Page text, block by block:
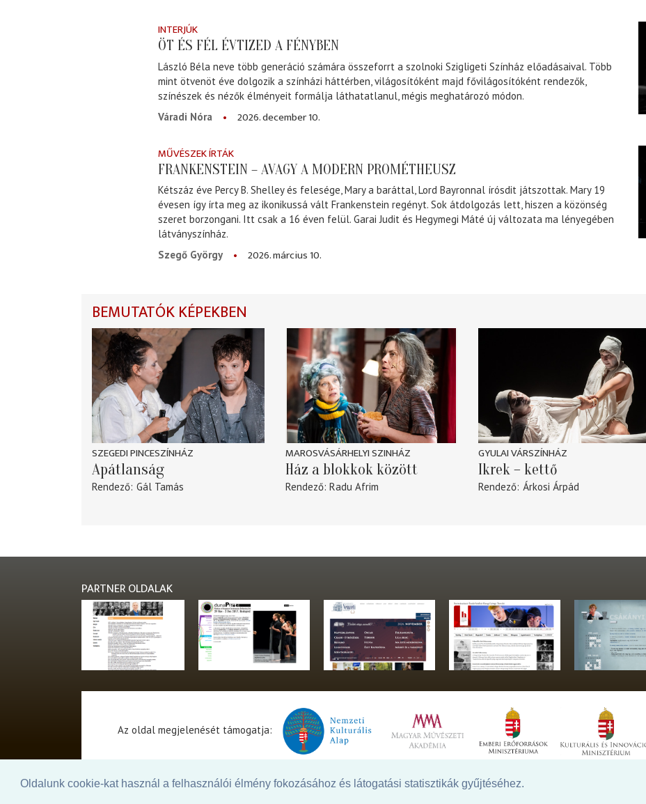
Oldalunk cookie-kat használ a felhasználói élmény fokozásához és látogatási statisztikák gyűjtéséhez.
INTERJÚK
ÖT ÉS FÉL ÉVTIZED A FÉNYBEN
László Béla neve több generáció számára összeforrt a szolnoki Szigligeti Színház előadásaival. Több
mint ötvenöt éve dolgozik a színházi háttérben, világosítóként majd fővilágosítóként rendezők,
színészek és nézők élményeit formálja láthatatlanul, mégis meghatározó módon.
Váradi Nóra
2026. december 10.
MŰVÉSZEK ÍRTÁK
FRANKENSTEIN – AVAGY A MODERN PROMÉTHEUSZ
Kétszáz éve Percy B. Shelley és felesége, Mary a baráttal, Lord Bayronnal írósdit játszottak. Mary 19
évesen így írta meg az ikonikussá vált Frankenstein regényt. Sok átdolgozás lett, hiszen a közönség
szeret borzongani. Itt csak a 16 éven felül. Garai Judit és Hegymegi Máté új változata ma lényegében
látványszínház.
Szegő György
2026. március 10.
BEMUTATÓK KÉPEKBEN
SZEGEDI PINCESZÍNHÁZ
Apátlanság
Rendező Gál Tamás
MAROSVÁSÁRHELYI SZINHÁZ
Ház a blokkok között
Rendező Radu Afrim
GYULAI VÁRSZÍNHÁZ
Ikrek – kettő
Rendező Árkosi Árpád
PARTNER OLDALAK
Az oldal megjelenését támogatja: